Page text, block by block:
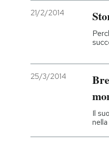
21/2/2014
25/3/2014
Il